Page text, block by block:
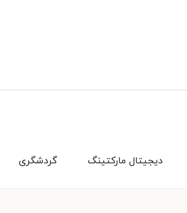
گردشگری دیجیتال مارکتینگ